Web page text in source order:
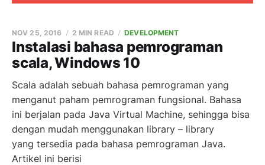
Instalasi bahasa pemrograman
scala, Windows 10
NOV 25, 2016 2 MIN READ DEVELOPMENT
Scala adalah sebuah bahasa pemrograman yang
menganut paham pemrograman fungsional. Bahasa
ini berjalan pada Java Virtual Machine, sehingga bisa
dengan mudah menggunakan library – library
yang tersedia pada bahasa pemrograman Java.
Artikel ini berisi